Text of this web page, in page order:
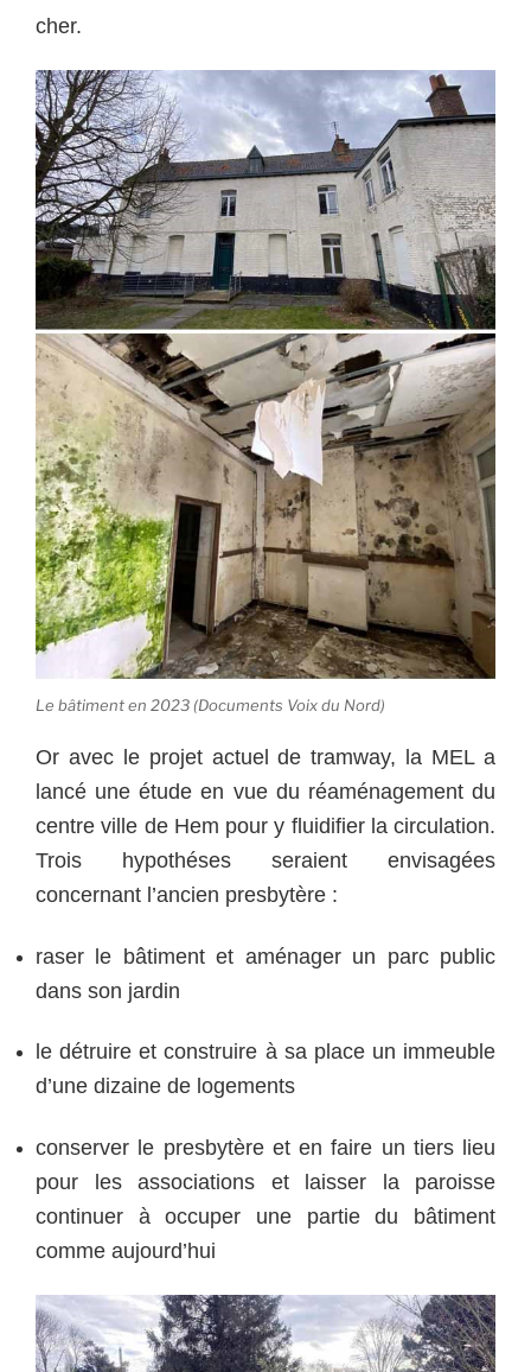
cher.
Le bâtiment en 2023 (Documents Voix du Nord)
Or avec le projet actuel de tramway, la MEL a
lancé une étude en vue du réaménagement du
centre ville de Hem pour y fluidifier la circulation.
Trois hypothéses seraient envisagées
concernant l’ancien presbytère :
raser le bâtiment et aménager un parc public
dans son jardin
le détruire et construire à sa place un immeuble
d’une dizaine de logements
conserver le presbytère et en faire un tiers lieu
pour les associations et laisser la paroisse
continuer à occuper une partie du bâtiment
comme aujourd’hui